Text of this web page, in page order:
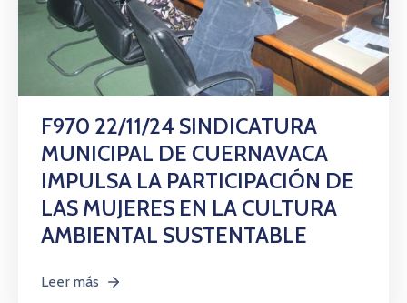
F970 22/11/24 SINDICATURA
MUNICIPAL DE CUERNAVACA
IMPULSA LA PARTICIPACIÓN DE
LAS MUJERES EN LA CULTURA
AMBIENTAL SUSTENTABLE
Leer más